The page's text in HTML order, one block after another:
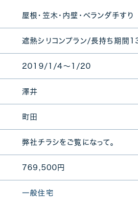
屋根・笠木・内壁・ベランダ手すり
遮熱シリコンプラン/長持ち期間
2019/1/4～1/20
澤井
町田
弊社チラシをご覧になって。
769,500円
一般住宅